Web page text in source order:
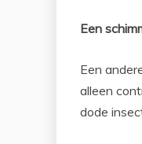
Een
Een
alleen
dode